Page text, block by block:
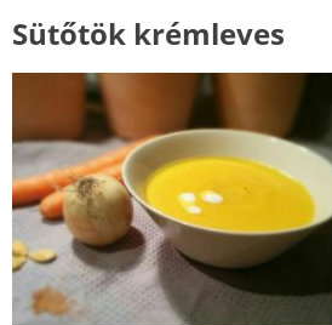
Sütőtök krémleves